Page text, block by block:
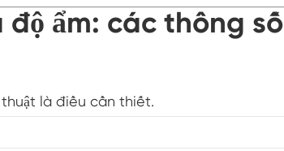
tra độ ẩm môi trường
độ không đổi
độ ẩm: các thông số
thuật là điều cần thiết.